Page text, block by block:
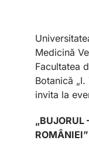
Medicină
Facultatea
Botanică
invita la
„BUJORUL
ROMÂNIEI”